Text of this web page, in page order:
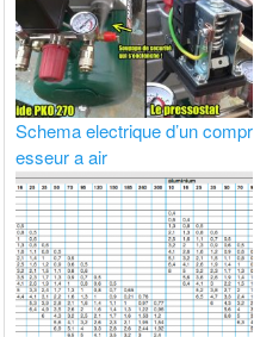
Schema electrique d’un compr
esseur a air